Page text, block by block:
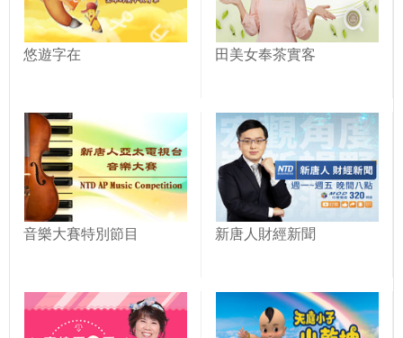
悠遊字在 田美女奉茶實客
音樂大賽特別節目 新唐人財經新聞